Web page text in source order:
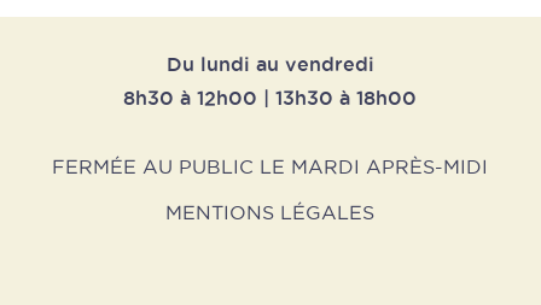
Du lundi au vendredi
8h30 à 12h00 | 13h30 à 18h00
FERMÉE AU PUBLIC LE MARDI APRÈS-MIDI
MENTIONS LÉGALES